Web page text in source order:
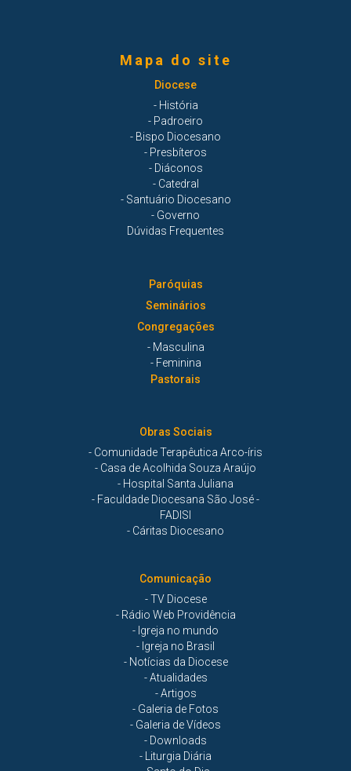
Mapa do site
Diocese
- História
- Padroeiro
- Bispo Diocesano
- Presbíteros
- Diáconos
- Catedral
- Santuário Diocesano
- Governo
Dúvidas Frequentes
Paróquias
Seminários
Congregações
- Masculina
- Feminina
Pastorais
Obras Sociais
- Comunidade Terapêutica Arco-íris
- Casa de Acolhida Souza Araújo
- Hospital Santa Juliana
- Faculdade Diocesana São José -
FADISI
- Cáritas Diocesano
Comunicação
- TV Diocese
- Rádio Web Providência
- Igreja no mundo
- Igreja no Brasil
- Notícias da Diocese
- Atualidades
- Artigos
- Galeria de Fotos
- Galeria de Vídeos
- Downloads
- Liturgia Diária